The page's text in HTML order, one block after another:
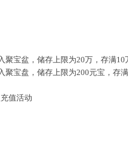
聚宝盆，储存上限为20万，存满10
聚宝盘，储存上限为200元宝，存
值活动